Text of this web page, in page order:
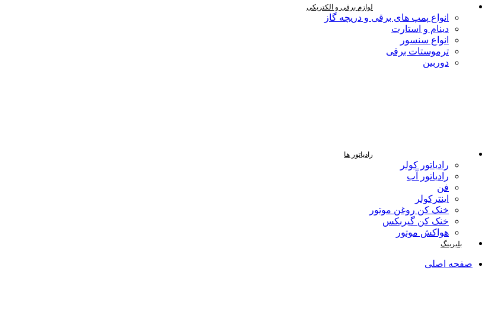
لوازم برقی و الکتریکی
انواع پمپ های برقی و دریچه گاز
دینام و استارت
انواع سنسور
ترموستات برقی
دوربین
رادیاتور ها
رادیاتور کولر
رادیاتور آب
فن
اینترکولر
خنک کن روغن موتور
خنک کن گیربکس
هواکش موتور
بلبرینگ
صفحه اصلی